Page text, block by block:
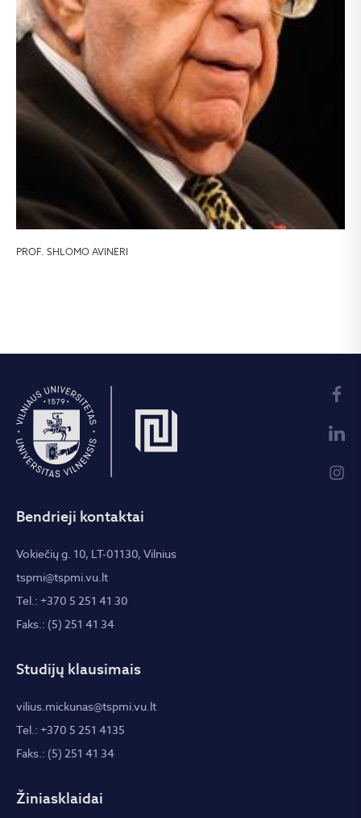
PROF. SHLOMO AVINERI
Bendrieji kontaktai
Vokiečių g. 10, LT-01130, Vilnius
tspmi@tspmi.vu.lt
Tel.: +370 5 251 41 30
Faks.: (5) 251 41 34
Studijų klausimais
vilius.mickunas@tspmi.vu.lt
Tel.: +370 5 251 4135
Faks.: (5) 251 41 34
Žiniasklaidai